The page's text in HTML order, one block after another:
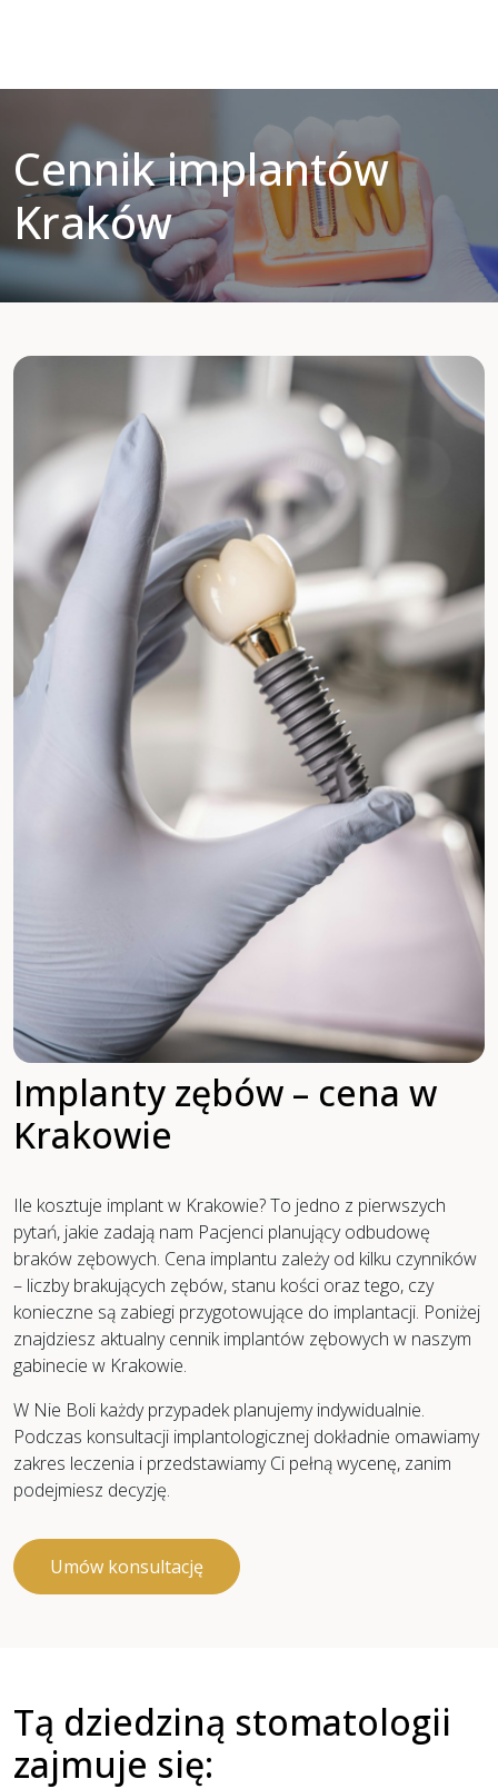
Cennik implantów
Kraków
Implanty zębów – cena w
Krakowie
Ile kosztuje implant w Krakowie? To jedno z pierwszych
pytań, jakie zadają nam Pacjenci planujący odbudowę
braków zębowych. Cena implantu zależy od kilku czynników
– liczby brakujących zębów, stanu kości oraz tego, czy
konieczne są zabiegi przygotowujące do implantacji. Poniżej
znajdziesz aktualny cennik implantów zębowych w naszym
gabinecie w Krakowie.
W Nie Boli każdy przypadek planujemy indywidualnie.
Podczas konsultacji implantologicznej dokładnie omawiamy
zakres leczenia i przedstawiamy Ci pełną wycenę, zanim
podejmiesz decyzję.
Umów konsultację
Tą dziedziną stomatologii
zajmuje się: